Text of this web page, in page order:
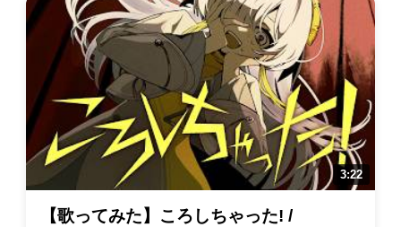
【歌ってみた】ころしちゃった! /